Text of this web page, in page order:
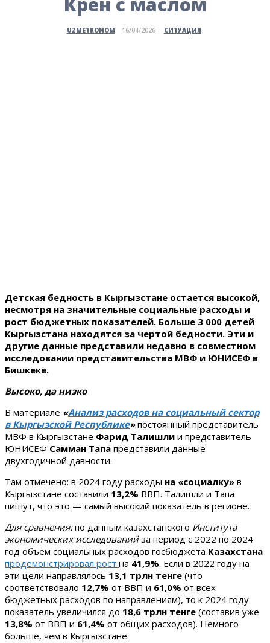
UZMETRONOM 16/04/2026 СИТУАЦИЯ
Детская бедность в Кыргызстане остается высокой,
несмотря на значительные социальные расходы и
рост бюджетных показателей. Больше 3 000 детей
Кыргызстана находятся за чертой бедности. Эти и
другие данные представили недавно в совместном
исследовании представительства МВФ и ЮНИСЕФ в
Бишкеке.
Высоко, да низко
В материале «Анализ расходов на социальный сектор
в Кыргызской Республике»постоянный представитель
МВФ в Кыргызстане Фарид Талишли и представитель
ЮНИСЕФ Самман Тапа представили данные
двухгодичной давности.
Там отмечено: в 2024 году расходы на «социалку» в
Кыргызстане составили 13,2% ВВП. Талишли и Тапа
пишут, что это — самый высокий показатель в регионе.
Для сравнения:по данным казахстанского Института
экономических исследованийза период с 2022 по 2024
год объем социальных расходов госбюджета Казахстана
продемонстрировал рост на 41,9%. Если в 2022 году на
эти цели направлялось 13,1 трлн тенге (что
соответствовало 12,7% от ВВП и 61,0% от всех
бюджетных расходов по направлениям), то к 2024 году
показатель увеличился до 18,6 трлн тенге (составив уже
13,8% от ВВП и 61,4% от общих расходов). Немного
больше, чем в Кыргызстане.